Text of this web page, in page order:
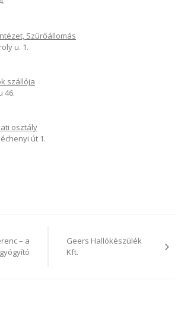
Szürőállomás
u. 1.
szállója
46.
osztály
út 1.
– a
Geers Hallókészülék
Kft.